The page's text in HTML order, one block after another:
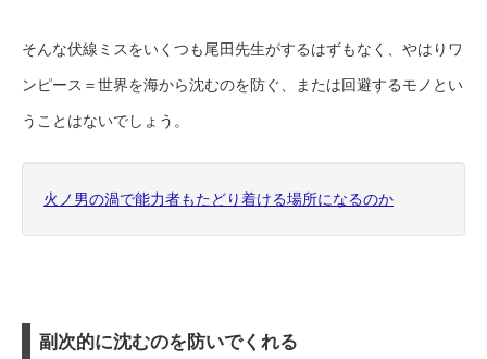
そんな伏線ミスをいくつも尾田先生がするはずもなく、やはりワ
ンピース＝世界を海から沈むのを防ぐ、または回避するモノとい
うことはないでしょう。
火ノ男の渦で能力者もたどり着ける場所になるのか
副次的に沈むのを防いでくれる